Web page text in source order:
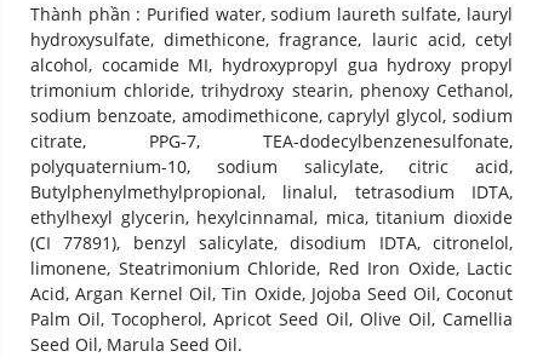
Thành phần : Purified water, sodium laureth sulfate, lauryl
hydroxysulfate, dimethicone, fragrance, lauric acid, cetyl
alcohol, cocamide MI, hydroxypropyl gua hydroxy propyl
trimonium chloride, trihydroxy stearin, phenoxy Cethanol,
sodium benzoate, amodimethicone, caprylyl glycol, sodium
citrate, PPG-7, TEA-dodecylbenzenesulfonate,
polyquaternium-10, sodium salicylate, citric acid,
Butylphenylmethylpropional, linalul, tetrasodium IDTA,
ethylhexyl glycerin, hexylcinnamal, mica, titanium dioxide
(CI 77891), benzyl salicylate, disodium IDTA, citronelol,
limonene, Steatrimonium Chloride, Red Iron Oxide, Lactic
Acid, Argan Kernel Oil, Tin Oxide, Jojoba Seed Oil, Coconut
Palm Oil, Tocopherol, Apricot Seed Oil, Olive Oil, Camellia
Seed Oil, Marula Seed Oil.